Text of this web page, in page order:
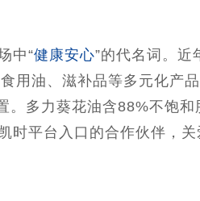
中“健康安心”的代名词。近
用油、滋补品等多元化产
。多力葵花油含88%不饱和
时平台入口的合作伙伴，